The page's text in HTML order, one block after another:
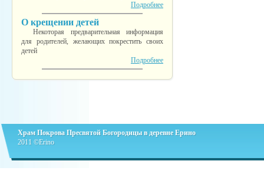
Подробнее
О крещении детей
Некоторая предварительная информация
для родителей, желающих покрестить своих
детей
Подробнее
Храм Покрова Пресвятой Богородицы в деревне Ерино
2011 ©Erino